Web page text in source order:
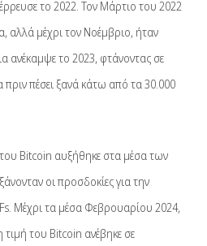
το 2022. Τον Μάρτιο του 2022
αλλά μέχρι τον Νοέμβριο, ήταν
ανέκαμψε το 2023, φτάνοντας σε
πριν πέσει ξανά κάτω από τα 30.000
Bitcoin αυξήθηκε στα μέσα των
οι προσδοκίες για την
Μέχρι τα μέσα Φεβρουαρίου 2024,
τιμή του Bitcoin ανέβηκε σε